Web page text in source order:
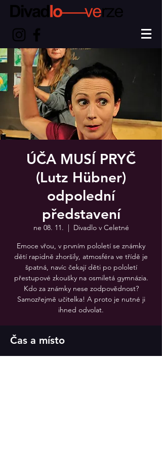
ÚČA MUSÍ PRYČ
(Lutz Hübner)
odpolední
představení
ne 08. 11.
  |
Divadlo v Celetné
Emoce vřou, v prvním pololetí se známky
dětí rapidně zhoršily, atmosféra ve třídě je
špatná, navíc čekají děti po pololetí
přestupové zkoušky na osmiletá gymnázia.
Kdo za známky nese zodpovědnost?
Samozřejmě učitelka! A proto je nutné ji
ihned odvolat.
Čas a místo